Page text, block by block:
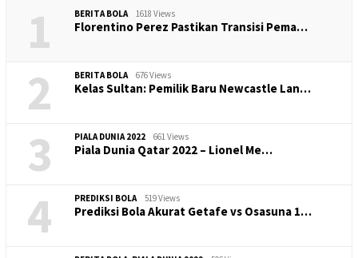
1 BERITA BOLA 1618 Views
​Florentino Perez Pastikan Transisi Pema…
2 BERITA BOLA 676 Views
Kelas Sultan: Pemilik Baru Newcastle Lan…
3 PIALA DUNIA 2022 661 Views
Piala Dunia Qatar 2022 – Lionel Me…
4 PREDIKSI BOLA 519 Views
Prediksi Bola Akurat Getafe vs Osasuna 1…